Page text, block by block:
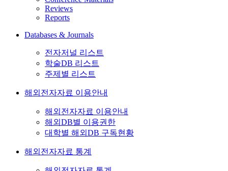
Reviews
Reports
Databases & Journals
전자저널 리스트
학술DB 리스트
주제별 리스트
해외전자자료 이용안내
해외전자자료 이용안내
해외DB별 이용권한
대학별 해외DB 구독현황
해외전자자료 통계